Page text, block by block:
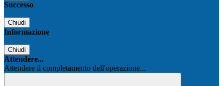
Successo
Chiudi
Informazione
Chiudi
Attendere...
Attendere il completamento dell'operazione...